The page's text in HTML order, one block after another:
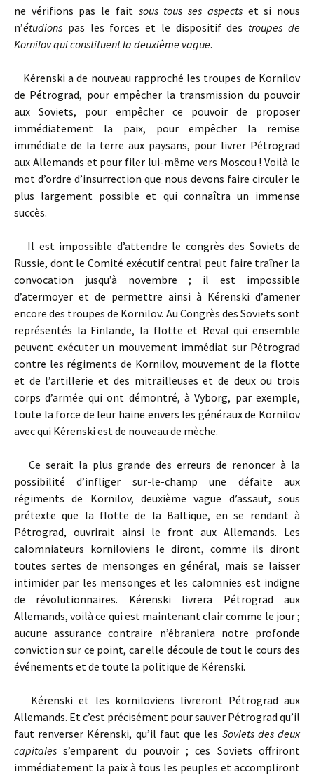
ne vérifions pas le fait sous tous ses aspectset si nous
n’étudions pas les forces et le dispositif des troupes de
Kornilov qui constituent la deuxième vague.
Kérenski a de nouveau rapproché les troupes de Kornilov
de Pétrograd, pour empêcher la transmission du pouvoir
aux Soviets, pour empêcher ce pouvoir de proposer
immédiatement la paix, pour empêcher la remise
immédiate de la terre aux paysans, pour livrer Pétrograd
aux Allemands et pour filer lui-même vers Moscou ! Voilà le
mot d’ordre d’insurrection que nous devons faire circuler le
plus largement possible et qui connaîtra un immense
succès.
Il est impossible d’attendre le congrès des Soviets de
Russie, dont le Comité exécutif central peut faire traîner la
convocation jusqu’à novembre ; il est impossible
d’atermoyer et de permettre ainsi à Kérenski d’amener
encore des troupes de Kornilov. Au Congrès des Soviets sont
représentés la Finlande, la flotte et Reval qui ensemble
peuvent exécuter un mouvement immédiat sur Pétrograd
contre les régiments de Kornilov, mouvement de la flotte
et de l’artillerie et des mitrailleuses et de deux ou trois
corps d’armée qui ont démontré, à Vyborg, par exemple,
toute la force de leur haine envers les généraux de Kornilov
avec qui Kérenski est de nouveau de mèche.
Ce serait la plus grande des erreurs de renoncer à la
possibilité d’infliger sur-le-champ une défaite aux
régiments de Kornilov, deuxième vague d’assaut, sous
prétexte que la flotte de la Baltique, en se rendant à
Pétrograd, ouvrirait ainsi le front aux Allemands. Les
calomniateurs korniloviens le diront, comme ils diront
toutes sertes de mensonges en général, mais se laisser
intimider par les mensonges et les calomnies est indigne
de révolutionnaires. Kérenski livrera Pétrograd aux
Allemands, voilà ce qui est maintenant clair comme le jour ;
aucune assurance contraire n’ébranlera notre profonde
conviction sur ce point, car elle découle de tout le cours des
événements et de toute la politique de Kérenski.
Kérenski et les korniloviens livreront Pétrograd aux
Allemands. Et c’est précisément pour sauver Pétrograd qu’il
faut renverser Kérenski, qu’il faut que les Soviets des deux
capitales s’emparent du pouvoir ; ces Soviets offriront
immédiatement la paix à tous les peuples et accompliront